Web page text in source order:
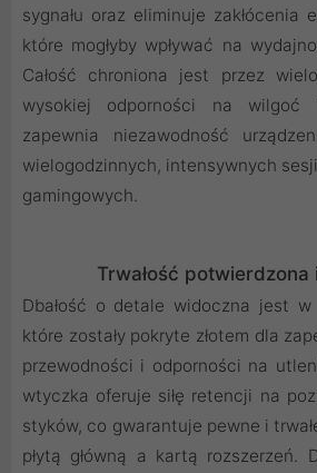
sygnału oraz eliminuje zakłócenia
które mogłyby wpływać na
Całość chroniona jest przez
wysokiej odporności na wilgoć
zapewnia niezawodność
wielogodzinnych, intensywnych
gamingowych.
Trwałość potwierdzona
Dbałość o detale widoczna jest
które zostały pokryte złotem dla
przewodności i odporności na
wtyczka oferuje siłę retencji na
styków, co gwarantuje pewne i
płytą główną a kartą rozszerzeń.